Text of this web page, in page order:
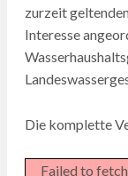
zurzeit
Interesse
Die komplette
Failed to